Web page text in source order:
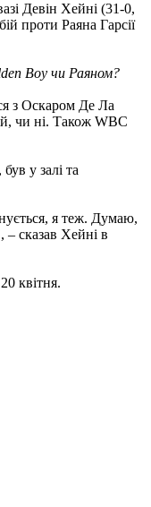
Девін Хейні (31-0,
проти Раяна Гарсії
Boy чи Раяном?
з Оскаром Де Ла
чи ні. Також WBC
у залі та
я теж. Думаю,
– сказав Хейні в
квітня.